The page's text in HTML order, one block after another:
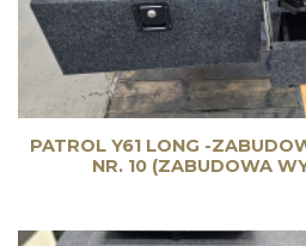
PATROL Y61 LONG -
NR. 10 (ZABUDOWA